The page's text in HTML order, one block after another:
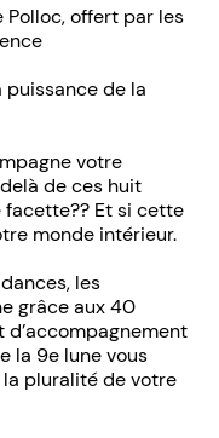
offert par les
de la
votre
de ces huit
facette?? Et si cette
monde intérieur.
les
grâce aux 40
d’accompagnement
la 9e lune vous
pluralité de votre